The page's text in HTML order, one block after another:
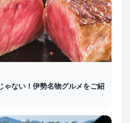
ゃない！伊勢名物グルメをご紹